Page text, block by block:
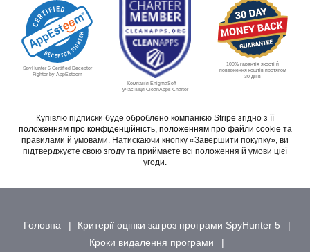
SpyHunter 5 Certified Deceptor
Fighter by AppEsteem
Компанія EnigmaSoft —
учасниця CleanApps Charter
100% гарантія якості й
повернення коштів протягом
30 днів
Купівлю підписки буде оброблено компанією Stripe згідно з її
положенням про конфіденційність, положенням про файли cookie та
правилами й умовами. Натискаючи кнопку «Завершити покупку», ви
підтверджуєте свою згоду та приймаєте всі положення й умови цієї
угоди.
Головна
Критерії оцінки загроз програми SpyHunter 5
Кроки видалення програми